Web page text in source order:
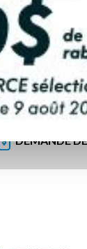
DEMANDE